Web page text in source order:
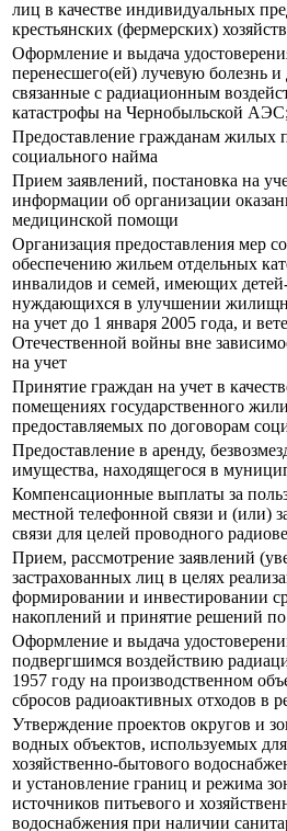
лиц в качестве индивидуальных
крестьянских (фермерских) хозяйств
Оформление и выдача
перенесшего(ей) лучевую болезнь и
связанные с радиационным
катастрофы на Чернобыльской
Предоставление гражданам жилых
социального найма
Прием заявлений, постановка на
информации об организации
медицинской помощи
Организация предоставления мер
обеспечению жильем отдельных
инвалидов и семей, имеющих
нуждающихся в улучшении
на учет до 1 января 2005 года, и
Отечественной войны вне
на учет
Принятие граждан на учет в
помещениях государственного
предоставляемых по договорам
Предоставление в аренду,
имущества, находящегося в
Компенсационные выплаты за
местной телефонной связи и (или)
связи для целей проводного
Прием, рассмотрение заявлений
застрахованных лиц в целях
формировании и инвестировании
накоплений и принятие решений
Оформление и выдача
подвергшимся воздействию
1957 году на производственном
сбросов радиоактивных отходов в
Утверждение проектов округов и
водных объектов, используемых
хозяйственно-бытового
и установление границ и режима
источников питьевого и
водоснабжения при наличии